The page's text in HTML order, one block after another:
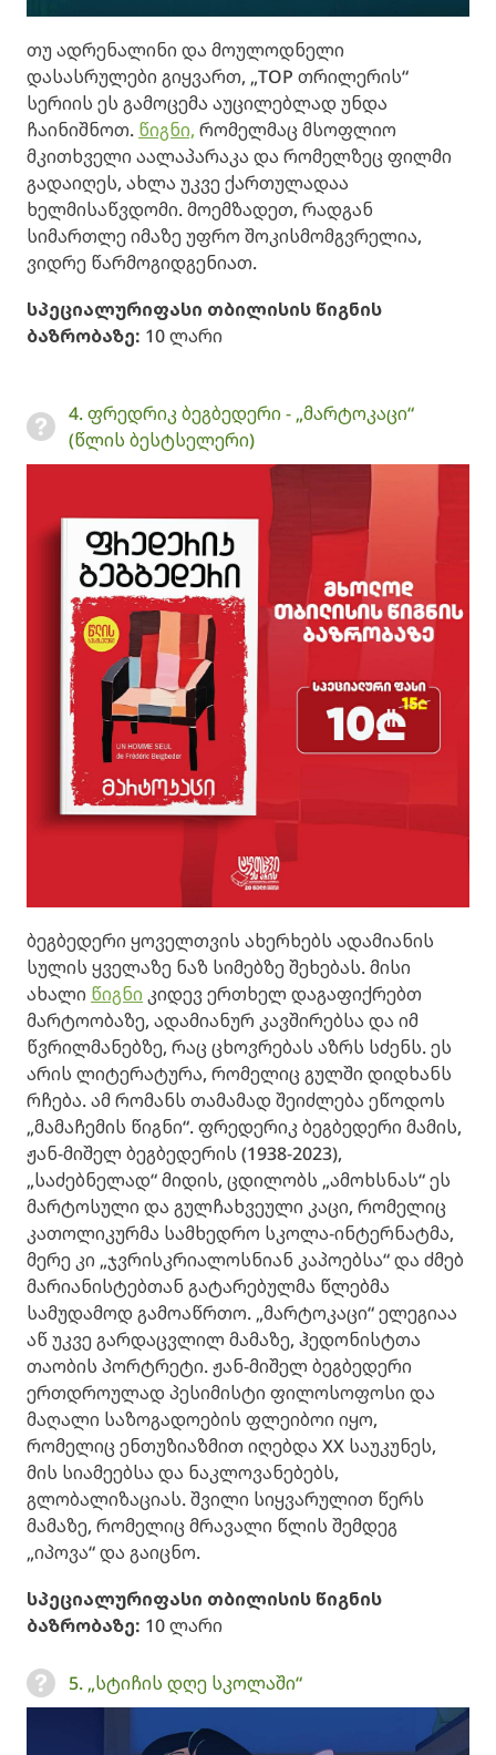
თუ ადრენალინი და მოულოდნელი
დასასრულები გიყვართ, „TOP თრილერის“
სერიის ეს გამოცემა აუცილებლად უნდა
ჩაინიშნოთ. წიგნი, რომელმაც მსოფლიო
მკითხველი აალაპარაკა და რომელზეც ფილმი
გადაიღეს, ახლა უკვე ქართულადაა
ხელმისაწვდომი. მოემზადეთ, რადგან
სიმართლე იმაზე უფრო შოკისმომგვრელია,
ვიდრე წარმოგიდგენიათ.
სპეციალურიფასი თბილისის წიგნის
ბაზრობაზე: 10 ლარი
4. ფრედრიკ ბეგბედერი - „მარტოკაცი“
(წლის ბესტსელერი)
ბეგბედერი ყოველთვის ახერხებს ადამიანის
სულის ყველაზე ნაზ სიმებზე შეხებას. მისი
ახალი წიგნი კიდევ ერთხელ დაგაფიქრებთ
მარტოობაზე, ადამიანურ კავშირებსა და იმ
წვრილმანებზე, რაც ცხოვრებას აზრს სძენს. ეს
არის ლიტერატურა, რომელიც გულში დიდხანს
რჩება. ამ რომანს თამამად შეიძლება ეწოდოს
„მამაჩემის წიგნი“. ფრედერიკ ბეგბედერი მამის,
ჟან-მიშელ ბეგბედერის (1938-2023),
„საძებნელად“ მიდის, ცდილობს „ამოხსნას“ ეს
მარტოსული და გულჩახვეული კაცი, რომელიც
კათოლიკურმა სამხედრო სკოლა-ინტერნატმა,
მერე კი „ჯვრისკრიალოსნიან კაპოებსა“ და ძმებ
მარიანისტებთან გატარებულმა წლებმა
სამუდამოდ გამოაწრთო. „მარტოკაცი“ ელეგიაა
აწ უკვე გარდაცვლილ მამაზე, ჰედონისტთა
თაობის პორტრეტი. ჟან-მიშელ ბეგბედერი
ერთდროულად პესიმისტი ფილოსოფოსი და
მაღალი საზოგადოების ფლეიბოი იყო,
რომელიც ენთუზიაზმით იღებდა XX საუკუნეს,
მის სიამეებსა და ნაკლოვანებებს,
გლობალიზაციას. შვილი სიყვარულით წერს
მამაზე, რომელიც მრავალი წლის შემდეგ
„იპოვა“ და გაიცნო.
სპეციალურიფასი თბილისის წიგნის
ბაზრობაზე: 10 ლარი
5. „სტიჩის დღე სკოლაში“